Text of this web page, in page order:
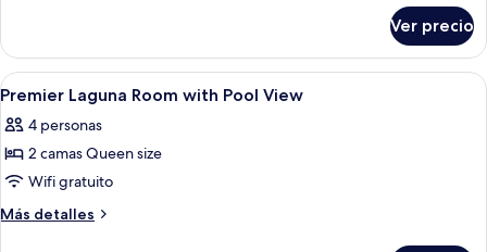
with
Pool
View
Connecting
Room
with
View
Ver precio
Abrir
todas
las
fotos
de
Premier
Ropa de cama de alta calidad,
6
Premier Laguna Room with Pool View
4 personas
2 camas Queen size
Wifi gratuito
Más detalles
Más